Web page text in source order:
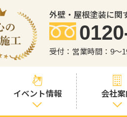
外壁・屋根塗装に関
受付：営業時間：9～
イベント情報 会社